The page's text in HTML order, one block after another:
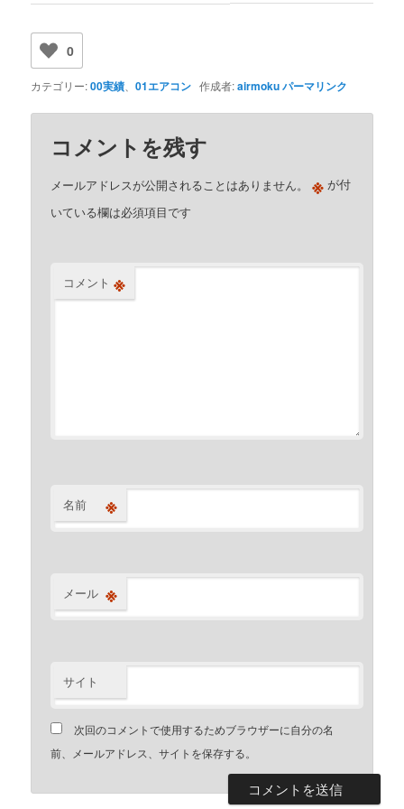
0
カテゴリー:00実績 、01エアコン 作成者:airmokuパーマリンク
コメントを残す
メールアドレスが公開されることはありません。 ※ が付
いている欄は必須項目です
コメント ※
名前 ※
メール ※
サイト
次回のコメントで使用するためブラウザーに自分の名
前、メールアドレス、サイトを保存する。